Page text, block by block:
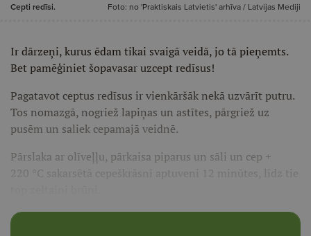
Cepti redīsi. Foto: no 'Praktiskais Latvietis' arhīva / Latvijas Mediji
Ir dārzeņi, kurus ēdam tikai svaigā veidā, jo tā pieņemts.
Bet pamēģiniet šopavasar uzcept redīsus!
Pagatavot ceptus redīsus ir vienkāršāk nekā uzvārīt putru.
Tos nomazgā, nogriež lapiņas un astītes, pārgriež uz
pusēm un saliek cepamajā veidnē.
Pārslaka ar olīveļļu, pārkaisa piparus un sāli un cep +
220 °C sakarsētā cepeškrāsnī aptuveni 12 minūtes, līdz tie